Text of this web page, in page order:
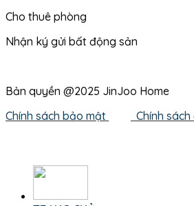
Cho thuê phòng
Nhận ký gửi bất động sản
Bản quyền @2025 JinJoo Home
Chính sách bảo mật
Chính